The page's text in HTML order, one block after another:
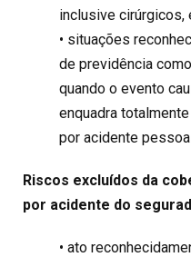
inclusive cirúrgicos,
• situações
de previdência
quando o evento
enquadra
por acidente
Riscos excluídos da
por acidente do
• ato